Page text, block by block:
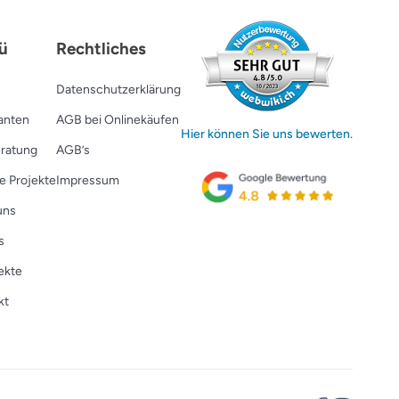
Projekte
Rechtliches
Datenschutzerklärung
AGB bei Onlinekäufen
AGB’s
Impressum
Hier können Sie uns bewerten.